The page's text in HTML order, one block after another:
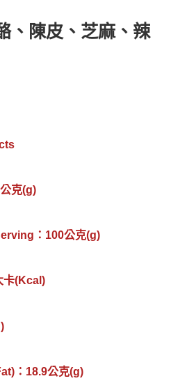
、陳皮、芝麻、辣
克(g)
：100公克(g)
卡(Kcal)
：18.9公克(g)